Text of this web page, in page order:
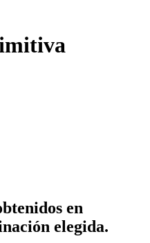
en
elegida.